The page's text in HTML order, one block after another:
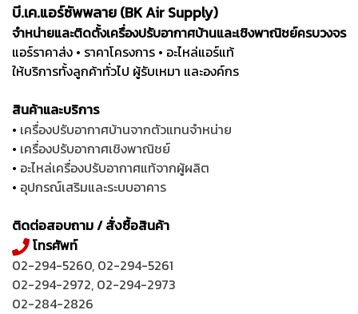
บี.เค.แอร์ซัพพลาย (BK Air Supply)
จำหน่ายและติดตั้งเครื่องปรับอากาศบ้านและเชิงพาณิชย์ครบวงจร
แอร์ราคาส่ง • ราคาโครงการ • อะไหล่แอร์แท้
ให้บริการทั้งลูกค้าทั่วไป ผู้รับเหมา และองค์กร
สินค้าและบริการ
• เครื่องปรับอากาศบ้านจากตัวแทนจำหน่าย
• เครื่องปรับอากาศเชิงพาณิชย์
• อะไหล่เครื่องปรับอากาศแท้จากผู้ผลิต
• อุปกรณ์เสริมและระบบอาคาร
ติดต่อสอบถาม / สั่งซื้อสินค้า
โทรศัพท์
02-294-5260, 02-294-5261
02-294-2972, 02-294-2973
02-284-2826